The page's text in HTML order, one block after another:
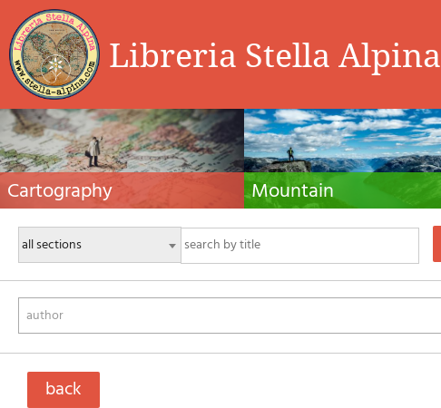
Libreria Stella Alpina
Cartography
Hiking maps, maps and atlases, cartography
around the world. Maps of the trails, cartography
for cyclotourism and mountain biking
Mountain
Alpine guides, hiking guides, technical
for summer and winter mountaineering.
Mountain literature and filmography
author
back